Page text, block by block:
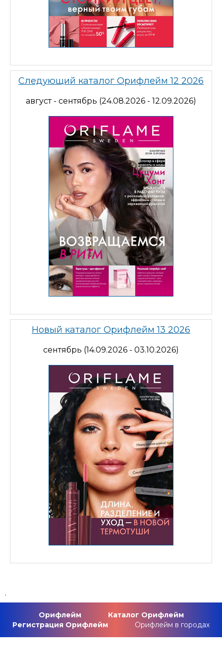
Следующий каталог Орифлейм 12 2026
август - сентябрь (24.08.2026 - 12.09.2026)
Новый каталог Орифлейм 13 2026
сентябрь (14.09.2026 - 03.10.2026)
.
Орифлейм
Каталог Орифлейм
Регистрация Орифлейм
Орифлейм в городах